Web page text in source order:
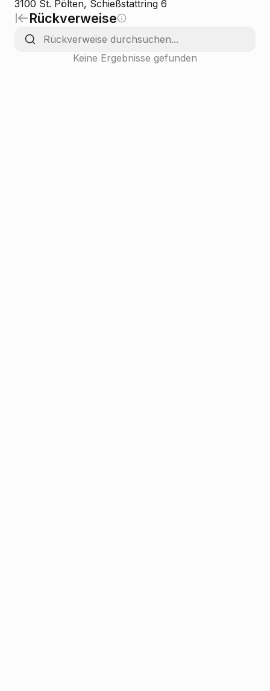
3100 St. Pölten, Schießstattring 6
Rückverweise
Keine Ergebnisse gefunden